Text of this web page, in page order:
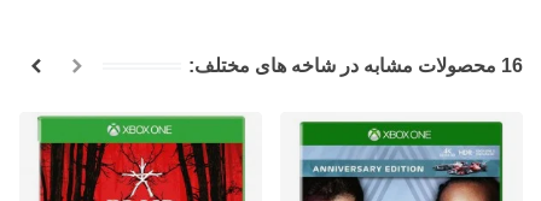
16 محصولات مشابه در شاخه های مختلف: